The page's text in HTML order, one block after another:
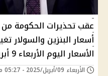
عقب تحذيرات الحكومة
أسعار البنزين والسولار
الأسعار اليوم الأربعاء 9 أبريل 2025 في مصر
الأربعاء 09/أبريل/2025 - 05:27 م